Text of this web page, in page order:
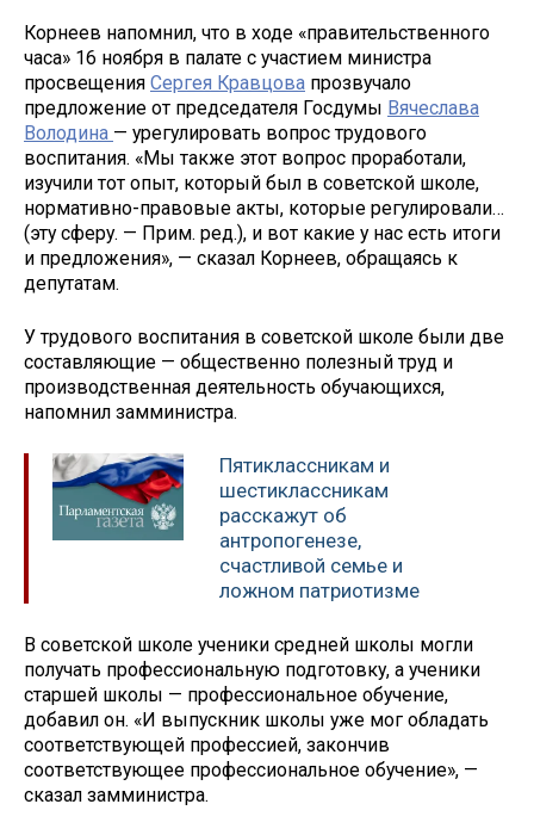
Корнеев напомнил, что в ходе «правительственного
часа» 16 ноября в палате с участием министра
просвещения Сергея Кравцова прозвучало
предложение от председателя Госдумы Вячеслава
Володина — урегулировать вопрос трудового
воспитания. «Мы также этот вопрос проработали,
изучили тот опыт, который был в советской школе,
нормативно-правовые акты, которые регулировали…
(эту сферу. — Прим. ред.), и вот какие у нас есть итоги
и предложения», — сказал Корнеев, обращаясь к
депутатам.
У трудового воспитания в советской школе были две
составляющие — общественно полезный труд и
производственная деятельность обучающихся,
напомнил замминистра.
Пятиклассникам и
шестиклассникам
расскажут об
антропогенезе,
счастливой семье и
ложном патриотизме
В советской школе ученики средней школы могли
получать профессиональную подготовку, а ученики
старшей школы — профессиональное обучение,
добавил он. «И выпускник школы уже мог обладать
соответствующей профессией, закончив
соответствующее профессиональное обучение», —
сказал замминистра.